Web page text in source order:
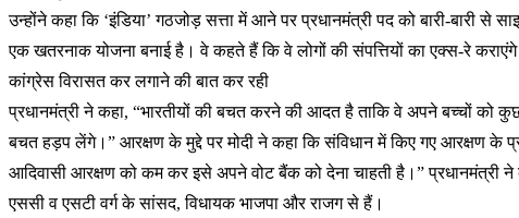
उन्होंने कहा कि ‘इंडिया’ गठजोड़ सत्ता में आने पर प्रधानमंत्री पद को बारी-बारी
एक खतरनाक योजना बनाई है। वे कहते हैं कि वे लोगों की संपत्तियों का एक्स-रे
कांग्रेस विरासत कर लगाने की बात कर रही
प्रधानमंत्री ने कहा, “भारतीयों की बचत करने की आदत है ताकि वे अपने बच्चों
बचत हड़प लेंगे।” आरक्षण के मुद्दे पर मोदी ने कहा कि संविधान में किए गए आरक्षण के
आदिवासी आरक्षण को कम कर इसे अपने वोट बैंक को देना चाहती है।” प्रधानमंत्री
एससी व एसटी वर्ग के सांसद, विधायक भाजपा और राजग से हैं।